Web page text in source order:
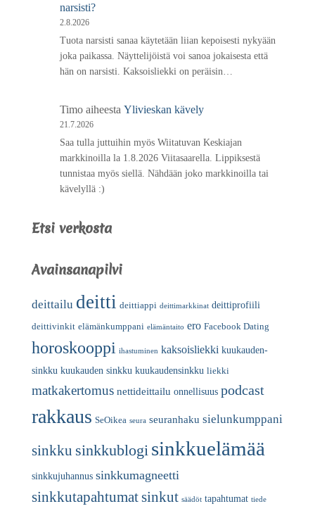
narsisti?
2.8.2026
Tuota narsisti sanaa käytetään liian kepoisesti nykyään
joka paikassa. Näyttelijöistä voi sanoa jokaisesta että
hän on narsisti. Kaksoisliekki on peräisin…
Timo aiheesta Ylivieskan kävely
21.7.2026
Saa tulla juttuihin myös Wiitatuvan Keskiajan
markkinoilla la 1.8.2026 Viitasaarella. Lippiksestä
tunnistaa myös siellä. Nähdään joko markkinoilla tai
kävelyllä :)
Etsi verkosta
Avainsanapilvi
deittailu deitti deittiappi deittimarkkinat deittiprofiili
deittivinkit elämänkumppani elämäntaito ero Facebook Dating
horoskooppi ihastuminen kaksoisliekki kuukauden-
sinkku kuukauden sinkku kuukaudensinkku liekki
matkakertomus nettideittailu onnellisuus podcast
rakkaus SeOikea seura seuranhaku sielunkumppani
sinkku sinkkublogi sinkkuelämää
sinkkujuhannus sinkkumagneetti
sinkkutapahtumatsinkut säädöt tapahtumat tiede